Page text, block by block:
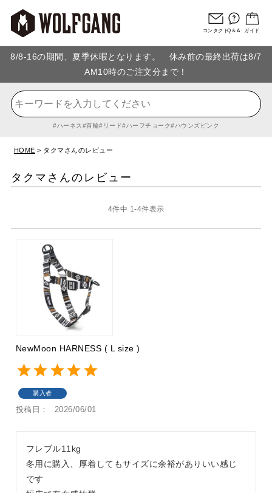
コンタクトQ＆A ガイド
8/8-16の期間、夏季休暇となります。 休み前の最終出荷は8/7
AM10時のご注文分まで！
ハーネス 首輪 リード ハーフチョーク ハウンズピンク
HOME タクマさんのレビュー
タクマさんのレビュー
4件中 1 -4件表示
NewMoon HARNESS ( L size )
購入者
投稿日 2026/06/01
フレブル11kg
冬用に購入、厚着してもサイズに余裕がありいい感じ
です